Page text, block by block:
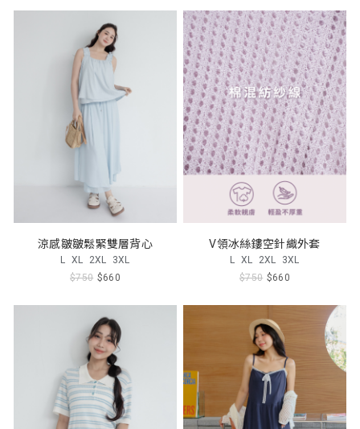
涼感皺皺鬆緊雙層背心
L XL 2XL 3XL
$750 $660
V領冰絲鏤空針織外套
L XL 2XL 3XL
$750 $660